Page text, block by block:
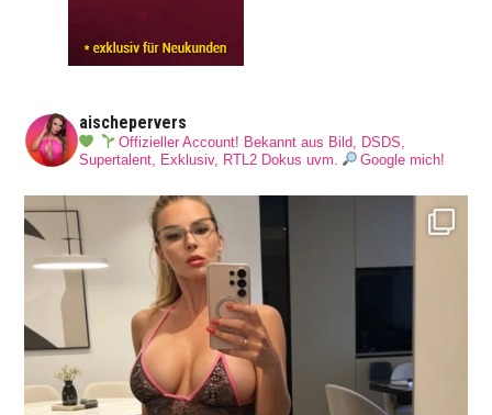
aischepervers
Offizieller Account! Bekannt aus Bild, DSDS,
Supertalent, Exklusiv, RTL2 Dokus uvm.
Google mich!